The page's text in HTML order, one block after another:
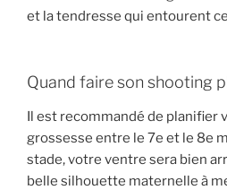
et la tendresse qui entourent
Quand faire son shooting
Il est recommandé de planifier
grossesse entre le 7e et le 8e
stade, votre ventre sera bien
belle silhouette maternelle à